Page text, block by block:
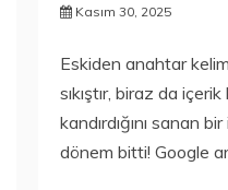
Kasım 30, 2025
Eskiden anahtar
sıkıştır, biraz da içerik
kandırdığını sanan
dönem bitti! Google